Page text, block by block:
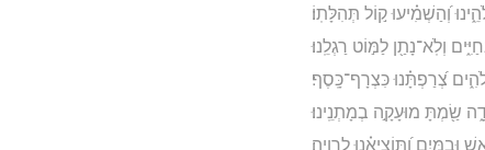
וְ֝הַשְׁמִ֗יעוּ ק֣וֹל תְּהִלָּתֽוֹ׃
וְלֹֽא־נָתַ֖ן לַמּ֣וֹט רַגְלֵֽנוּ׃
צְ֝רַפְתָּ֗נוּ כִּצְרָף־כָּֽסֶף׃
שַׂ֖מְתָּ מוּעָקָ֣ה בְמָתְנֵֽינוּ׃
וַ֝תּוֹצִיאֵ֗נוּ לָֽרְוָיָֽה׃